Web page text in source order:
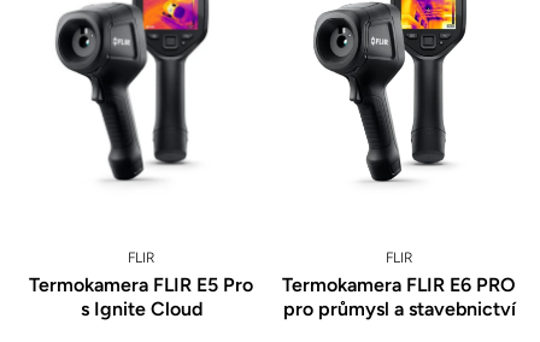
FLIR
Termokamera FLIR E5 Pro
s Ignite Cloud
FLIR
Termokamera FLIR E6 PRO
pro průmysl a stavebnictví